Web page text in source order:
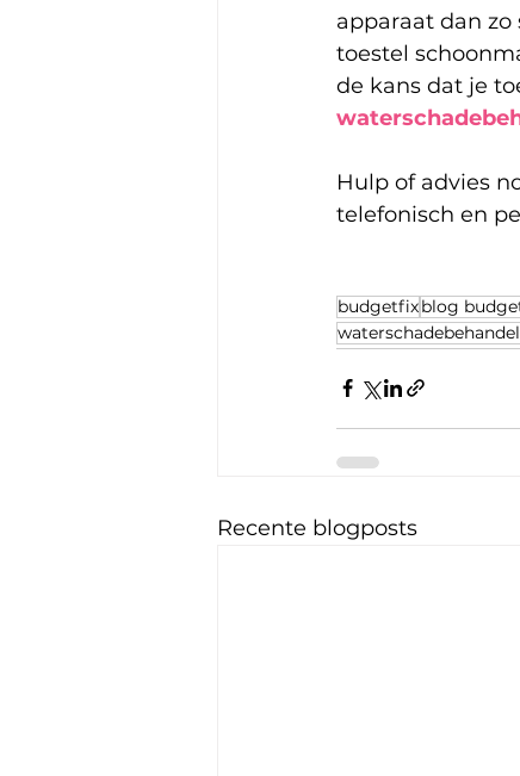
apparaat dan
toestel
de kans dat je
Hulp of advies
telefonisch en
budgetfixblog
Recente blogposts